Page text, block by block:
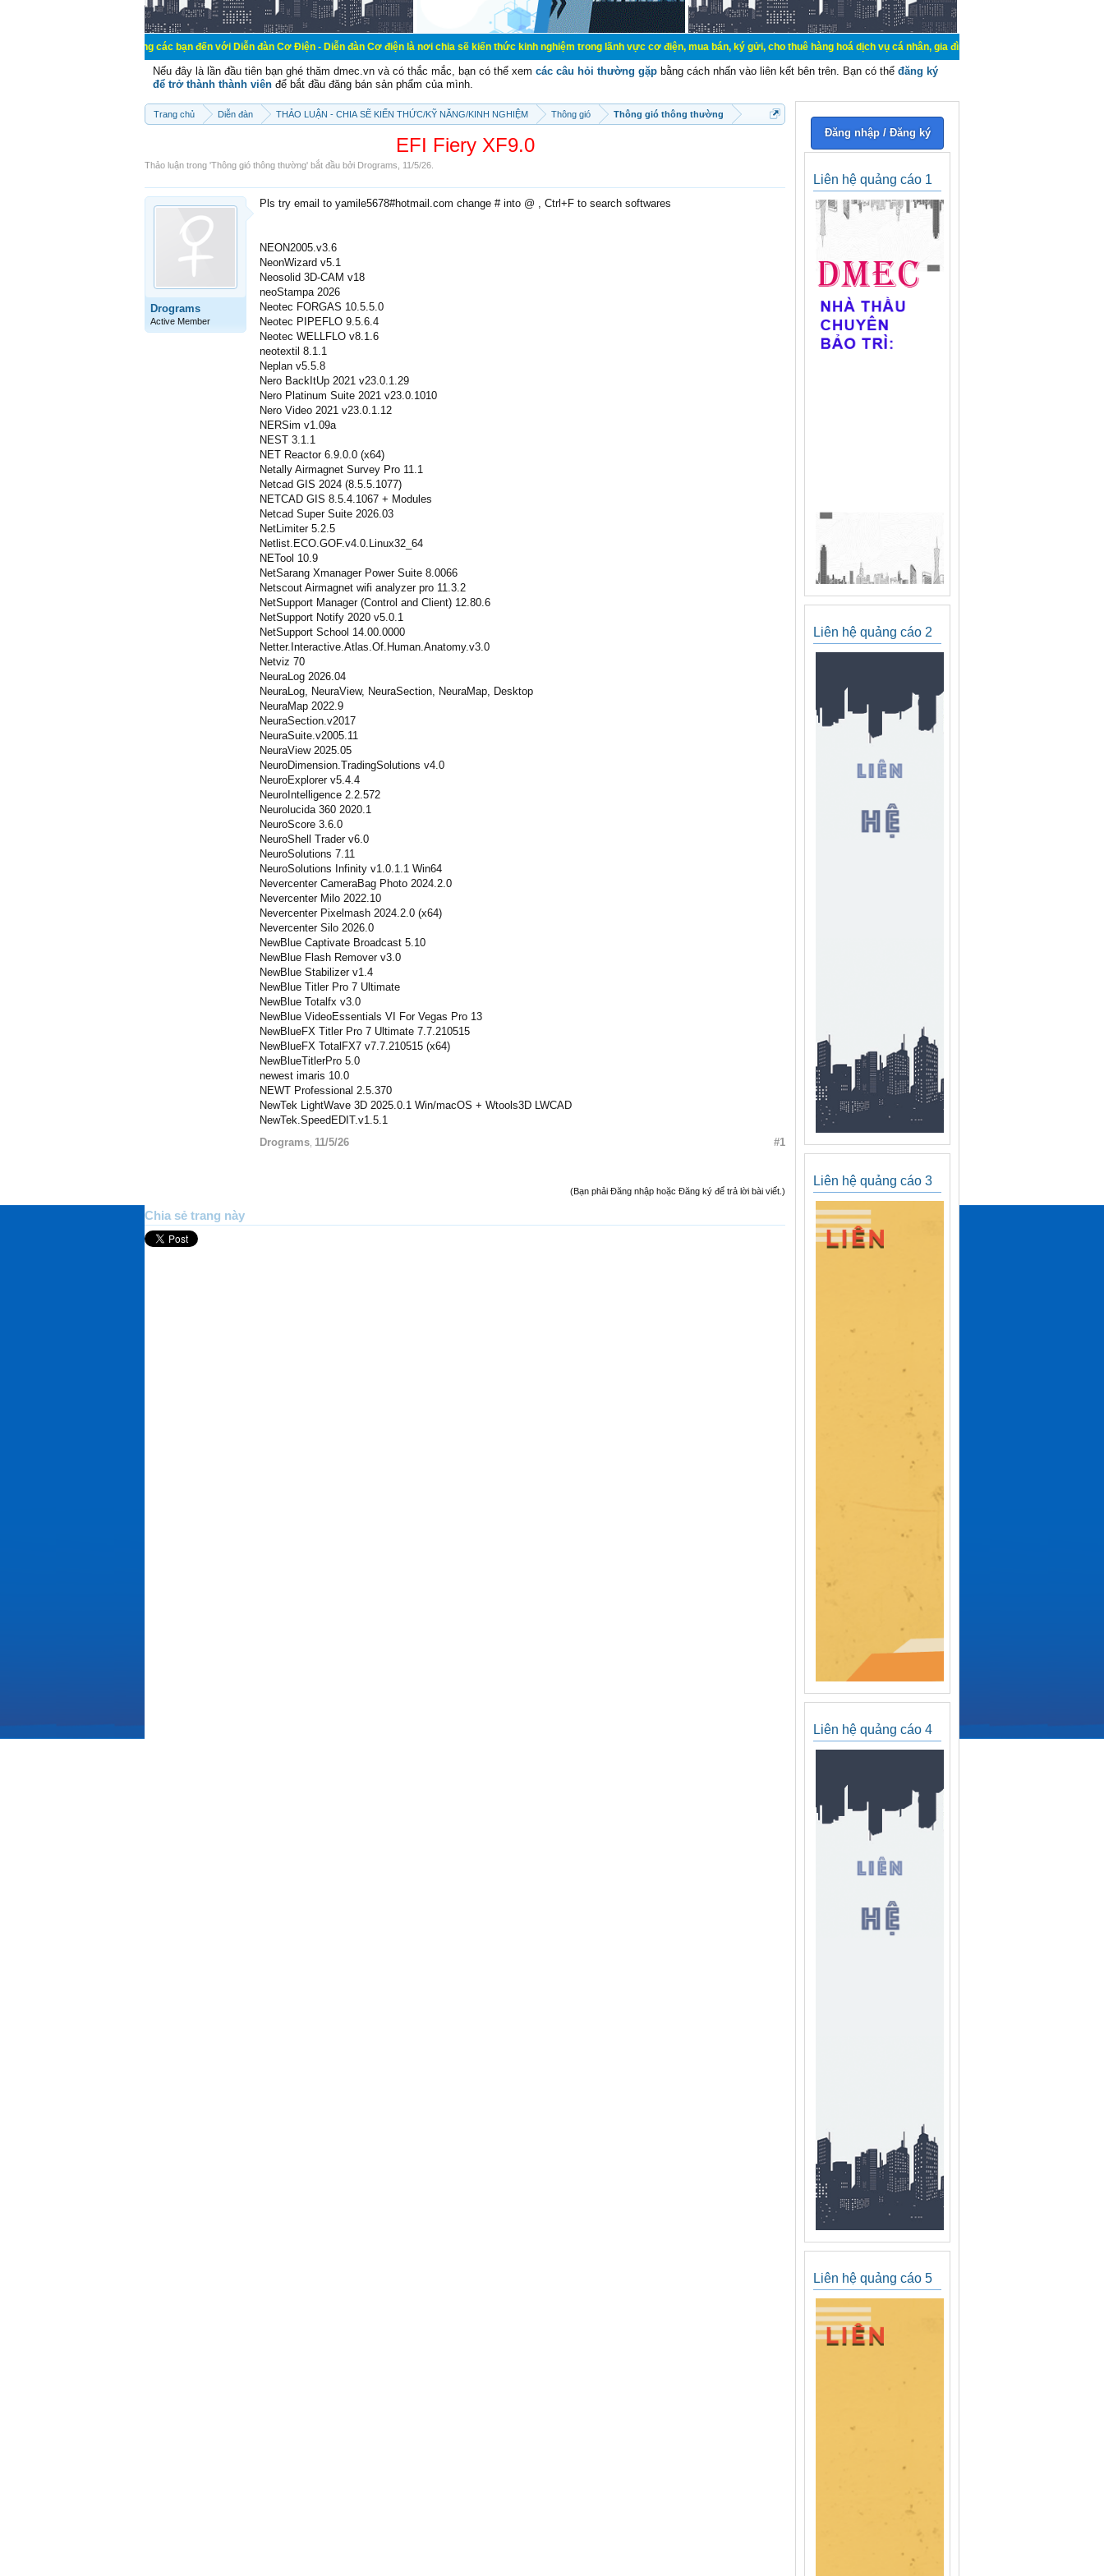
Chào mừng các bạn đến với Diễn đàn Cơ Điện - Diễn đàn Cơ điện là nơi chia sẽ kiến thức kinh nghiệm trong lãnh vực cơ điện, mua bán, ký gửi, cho thuê hàng hoá dịch vụ cá nhân, gia đình. Mua bán, ký gửi, cho thuê thiết bị
Nếu đây là lần đầu tiên bạn ghé thăm dmec.vn và có thắc mắc, bạn có thể xem các câu hỏi thường gặp bằng cách nhấn vào liên kết bên trên. Bạn có thể đăng ký
để trở thành thành viên để bắt đầu đăng bán sản phẩm của mình.
Trang chủ Diễn đàn THẢO LUẬN - CHIA SẼ KIẾN THỨC/KỸ NĂNG/KINH NGHIỆM Thông gió Thông gió thông thường
EFI Fiery XF9.0
Thảo luận trong 'Thông gió thông thường' bắt đầu bởi Drograms 11/5/26
Drograms
Active Member
Pls try email to yamile5678#hotmail.com change # into @ , Ctrl+F to search softwares
NEON2005.v3.6
NeonWizard v5.1
Neosolid 3D-CAM v18
neoStampa 2026
Neotec FORGAS 10.5.5.0
Neotec PIPEFLO 9.5.6.4
Neotec WELLFLO v8.1.6
neotextil 8.1.1
Neplan v5.5.8
Nero BackItUp 2021 v23.0.1.29
Nero Platinum Suite 2021 v23.0.1010
Nero Video 2021 v23.0.1.12
NERSim v1.09a
NEST 3.1.1
NET Reactor 6.9.0.0 (x64)
Netally Airmagnet Survey Pro 11.1
Netcad GIS 2024 (8.5.5.1077)
NETCAD GIS 8.5.4.1067 + Modules
Netcad Super Suite 2026.03
NetLimiter 5.2.5
Netlist.ECO.GOF.v4.0.Linux32_64
NETool 10.9
NetSarang Xmanager Power Suite 8.0066
Netscout Airmagnet wifi analyzer pro 11.3.2
NetSupport Manager (Control and Client) 12.80.6
NetSupport Notify 2020 v5.0.1
NetSupport School 14.00.0000
Netter.Interactive.Atlas.Of.Human.Anatomy.v3.0
Netviz 70
NeuraLog 2026.04
NeuraLog, NeuraView, NeuraSection, NeuraMap, Desktop
NeuraMap 2022.9
NeuraSection.v2017
NeuraSuite.v2005.11
NeuraView 2025.05
NeuroDimension.TradingSolutions v4.0
NeuroExplorer v5.4.4
NeuroIntelligence 2.2.572
Neurolucida 360 2020.1
NeuroScore 3.6.0
NeuroShell Trader v6.0
NeuroSolutions 7.11
NeuroSolutions Infinity v1.0.1.1 Win64
Nevercenter CameraBag Photo 2024.2.0
Nevercenter Milo 2022.10
Nevercenter Pixelmash 2024.2.0 (x64)
Nevercenter Silo 2026.0
NewBlue Captivate Broadcast 5.10
NewBlue Flash Remover v3.0
NewBlue Stabilizer v1.4
NewBlue Titler Pro 7 Ultimate
NewBlue Totalfx v3.0
NewBlue VideoEssentials VI For Vegas Pro 13
NewBlueFX Titler Pro 7 Ultimate 7.7.210515
NewBlueFX TotalFX7 v7.7.210515 (x64)
NewBlueTitlerPro 5.0
newest imaris 10.0
NEWT Professional 2.5.370
NewTek LightWave 3D 2025.0.1 Win/macOS + Wtools3D LWCAD
NewTek.SpeedEDIT.v1.5.1
Drograms 11/5/26 #1
(Bạn phải Đăng nhập hoặc Đăng ký để trả lời bài viết.)
Chia sẻ trang này
Đăng nhập / Đăng ký
Liên hệ quảng cáo 1
Liên hệ quảng cáo 2
Liên hệ quảng cáo 3
Liên hệ quảng cáo 4
Liên hệ quảng cáo 5